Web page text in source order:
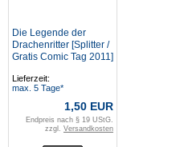
Die Legende der
Drachenritter [Splitter /
Gratis Comic Tag 2011]
Lieferzeit:
max. 5 Tage*
1,50 EUR
Endpreis nach § 19 UStG.
zzgl. Versandkosten